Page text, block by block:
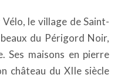
le village de Saint-
du Périgord Noir,
Ses maisons en pierre
château du XIIe siècle